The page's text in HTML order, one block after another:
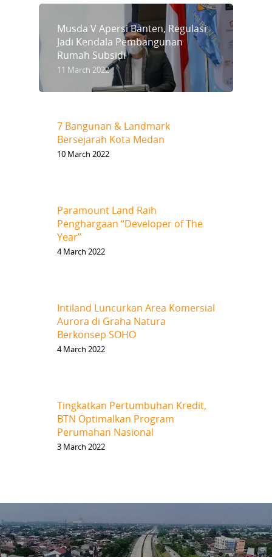
Musda V Apersi Banten, Regulasi
Jadi Kendala Pembangunan
Rumah Subsidi
11 March 2022
7 Bangunan & Landmark
Bersejarah Kota Medan
10 March 2022
Paramount Land Raih
Penghargaan “Developer of The
Year”
4 March 2022
Intiland Luncurkan Area Komersial
Aurora di Graha Natura
Berkonsep SOHO
4 March 2022
Tingkatkan Pertumbuhan Kredit,
BTN Optimalkan Program
Perumahan Nasional
3 March 2022